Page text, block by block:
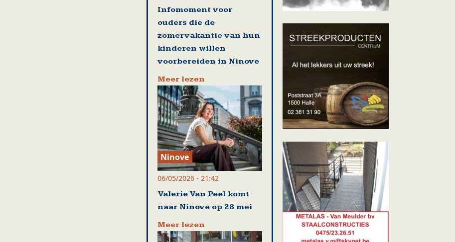
Infomoment voor
ouders die de
zomervakantie van hun
kinderen willen
voorbereiden in Ninove
Meer lezen
Ninove
06/05/2026 - 21:42
Valerie Van Peel komt
naar Ninove op 28 mei
Meer lezen